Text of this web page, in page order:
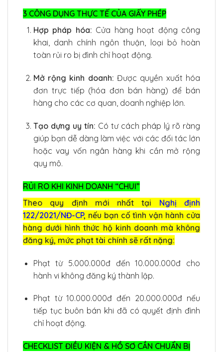
3 CÔNG DỤNG THỰC TẾ CỦA GIẤY PHÉP
Hợp pháp hóa: Cửa hàng hoạt động công
khai, danh chính ngôn thuận, loại bỏ hoàn
toàn rủi ro bị đình chỉ hoạt động.
Mở rộng kinh doanh: Được quyền xuất hóa
đơn trực tiếp (hóa đơn bán hàng) để bán
hàng cho các cơ quan, doanh nghiệp lớn.
Tạo dựng uy tín: Có tư cách pháp lý rõ ràng
giúp bạn dễ dàng làm việc với các đối tác lớn
hoặc vay vốn ngân hàng khi cần mở rộng
quy mô.
RỦI RO KHI KINH DOANH “CHUI”
Theo quy định mới nhất tại Nghị định
122/2021/NĐ-CP, nếu bạn cố tình vận hành cửa
hàng dưới hình thức hộ kinh doanh mà không
đăng ký, mức phạt tài chính sẽ rất nặng:
Phạt từ 5.000.000đ đến 10.000.000đ cho
hành vi không đăng ký thành lập.
Phạt từ 10.000.000đ đến 20.000.000đ nếu
tiếp tục buôn bán khi đã có quyết định đình
chỉ hoạt động.
CHECKLIST ĐIỀU KIỆN & HỒ SƠ CẦN CHUẨN BỊ